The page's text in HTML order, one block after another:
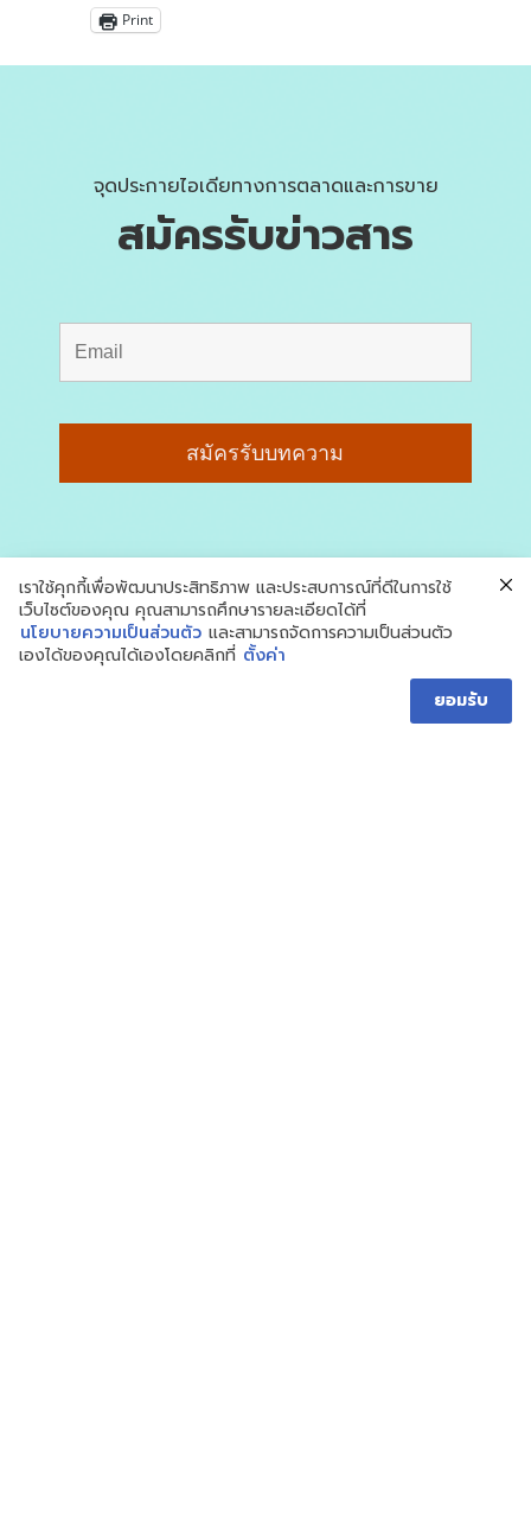
Print
จุดประกายไอเดียทางการตลาดและการขาย
สมัครรับข่าวสาร
เราใช้คุกกี้เพื่อพัฒนาประสิทธิภาพ และประสบการณ์ที่ดีในการใช้
เว็บไซต์ของคุณ คุณสามารถศึกษารายละเอียดได้ที่
นโยบายความเป็นส่วนตัว และสามารถจัดการความเป็นส่วนตัว
เองได้ของคุณได้เองโดยคลิกที่ ตั้งค่า
ยอมรับ